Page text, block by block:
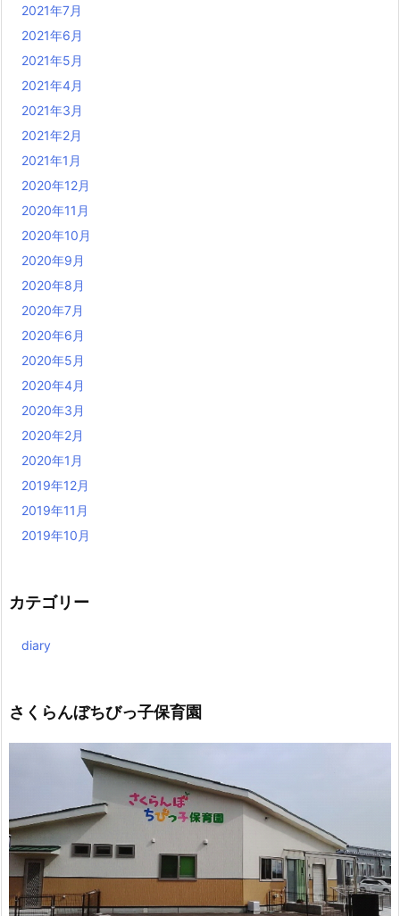
2021年7月
2021年6月
2021年5月
2021年4月
2021年3月
2021年2月
2021年1月
2020年12月
2020年11月
2020年10月
2020年9月
2020年8月
2020年7月
2020年6月
2020年5月
2020年4月
2020年3月
2020年2月
2020年1月
2019年12月
2019年11月
2019年10月
カテゴリー
diary
さくらんぼちびっ子保育園